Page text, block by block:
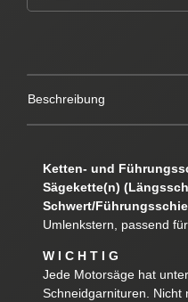
Beschreibung
Ketten- und
Sägekette(n)
Schwert/
Umlenkstern, passend für
W I C H T I G
Jede Motorsäge hat
Schneidgarnituren. Nicht